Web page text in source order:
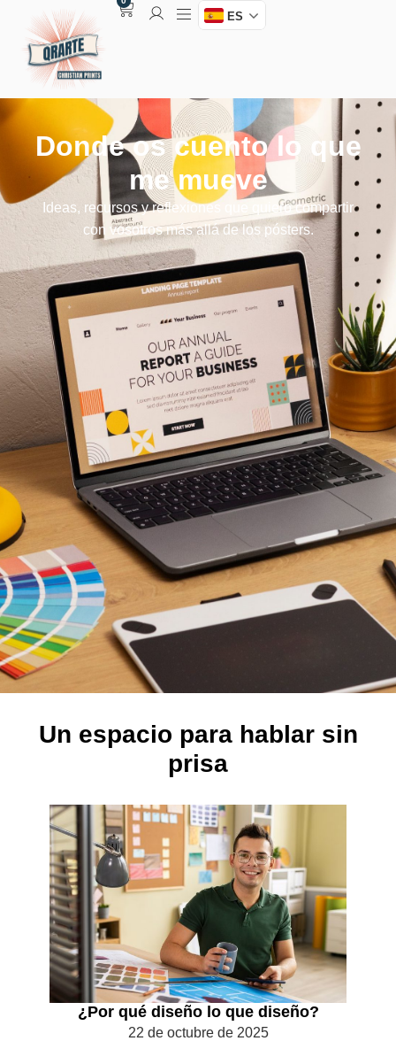
ES
Donde os cuento lo que
me mueve
Ideas, recursos y reflexiones que quiero compartir
con vosotros más allá de los pósters.
Un espacio para hablar sin
prisa
¿Por qué diseño lo que diseño?
22 de octubre de 2025